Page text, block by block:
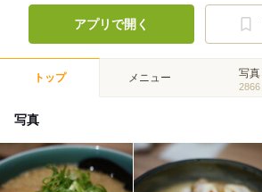
アプリで開く
トップ メニュー 写真
2866
写真